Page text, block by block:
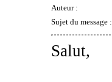
Auteur :
Sujet du message :
Salut,